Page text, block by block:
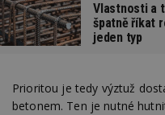
Vlastnosti a
špatně říkat
jeden typ
Prioritou je tedy výztuž
betonem. Ten je nutné